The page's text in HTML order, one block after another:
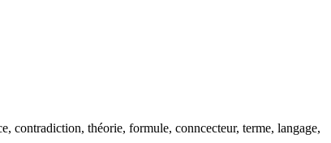
contradiction, théorie, formule, conncecteur, terme, langage,